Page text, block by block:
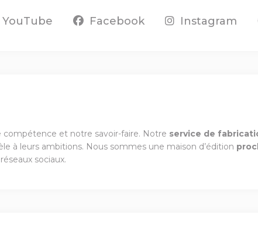
YouTube Facebook Instagram
compétence et notre savoir-faire. Notre service de
à leurs ambitions. Nous sommes une maison d’édition
sociaux.